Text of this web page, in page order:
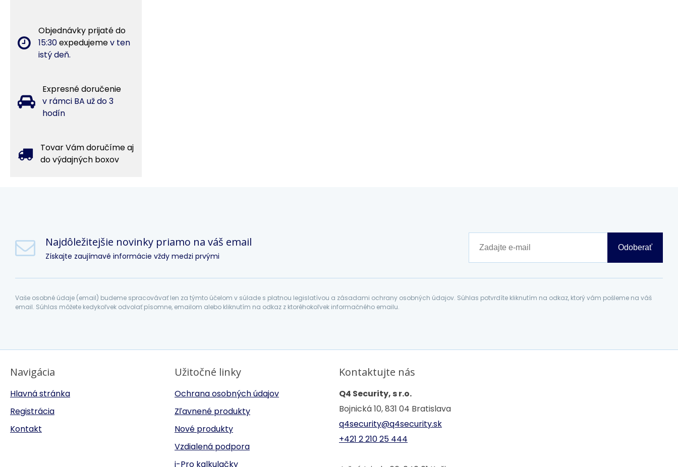
Objednávky prijaté do
15:30expedujemev ten
istý deň.
Expresné doručenie
v rámci BA už do 3
hodín
Tovar Vám doručíme aj
do výdajných boxov
Najdôležitejšie novinky priamo na váš email
Získajte zaujímavé informácie vždy medzi prvými
Odoberať
Vaše osobné údaje (email) budeme spracovávať len za týmto účelom v súlade s platnou legislatívou a zásadami ochrany osobných údajov. Súhlas potvrdíte kliknutím na odkaz, ktorý vám pošleme na váš
email. Súhlas môžete kedykoľvek odvolať písomne, emailom alebo kliknutím na odkaz z ktoréhokoľvek informačného emailu.
Navigácia
Hlavná stránka
Registrácia
Kontakt
Užitočné linky
Ochrana osobných údajov
Zľavnené produkty
Nové produkty
Vzdialená podpora
i-Pro kalkulačky
Kontaktujte nás
Q4 Security, s r.o.
Bojnická 10, 831 04 Bratislava
q4security@q4security.sk
+421 2 210 25 444